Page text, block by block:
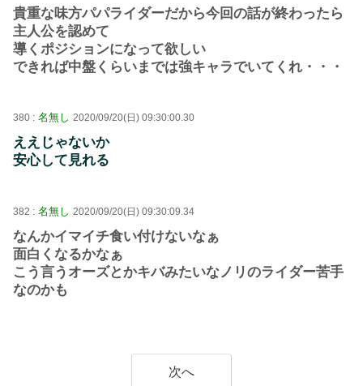
貴重な味方パパライダーだから今回の話が終わったら
主人公を認めて
導くポジションになって欲しい
できれば中盤くらいまでは強キャラでいてくれ・・・
380 : 名無し 2020/09/20(日) 09:30:00.30
ええじゃないか
安心して見れる
382 : 名無し 2020/09/20(日) 09:30:09.34
なんかイマイチ食い付けないなぁ
面白くなるかなぁ
こう言うオーズとかキバみたいなノリのライダー苦手
なのかも
次へ